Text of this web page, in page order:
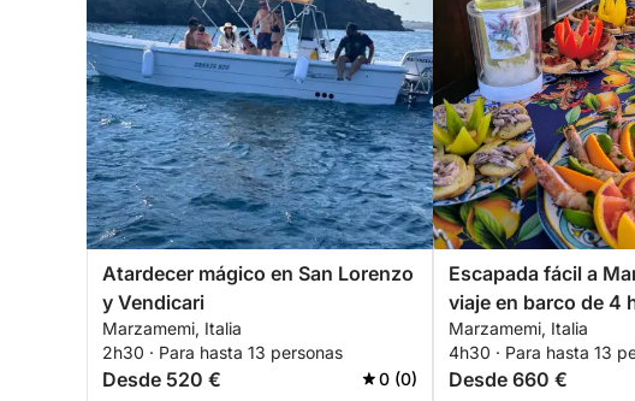
Atardecer mágico en San Lorenzo
y Vendicari
Marzamemi, Italia
2h30 · Para hasta 13 personas
Desde 520 € 0 (0)
Escapada fácil a
viaje en barco de 4
en lancha motora.
Marzamemi, Italia
4h30 · Para hasta 13
Desde 660 €